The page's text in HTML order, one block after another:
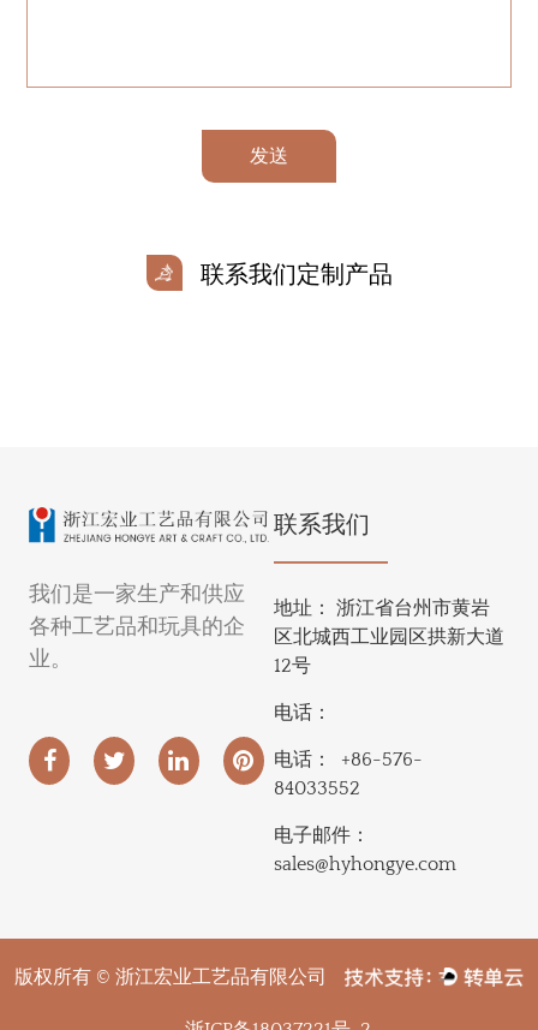
发送
联系我们定制产品
我们是一家生产和供应
各种工艺品和玩具的企
业。
联系我们
地址：浙江省台州市黄岩
区北城西工业园区拱新大道
12号
电话：
电话：
+86-576-
84033552
电子邮件：
sales@hyhongye.com
版权所有 © 浙江宏业工艺品有限公司